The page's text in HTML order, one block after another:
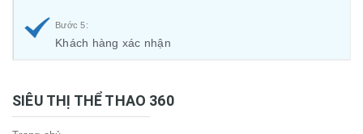
Bước 5:
Khách hàng xác nhận
SIÊU THỊ THỂ THAO 360